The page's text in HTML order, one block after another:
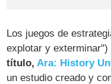
Los juegos de
explotar y exterminar")
título, Ara: History
un estudio creado y